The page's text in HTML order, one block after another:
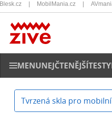
Blesk.cz MobilMania.cz
MENUNEJČTENĚJŠÍTESTY